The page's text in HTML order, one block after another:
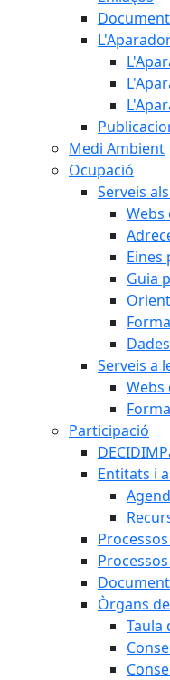
Medi Ambient
Ocupació
Serveis
Webs
Eines
Guia
Serveis a
Webs
Participació
Entitats i
Òrgans
Taula